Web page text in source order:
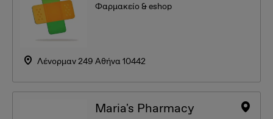
Φαρμακείο & eshop
Λένορμαν 249 Αθήνα 10442
Maria's Pharmacy